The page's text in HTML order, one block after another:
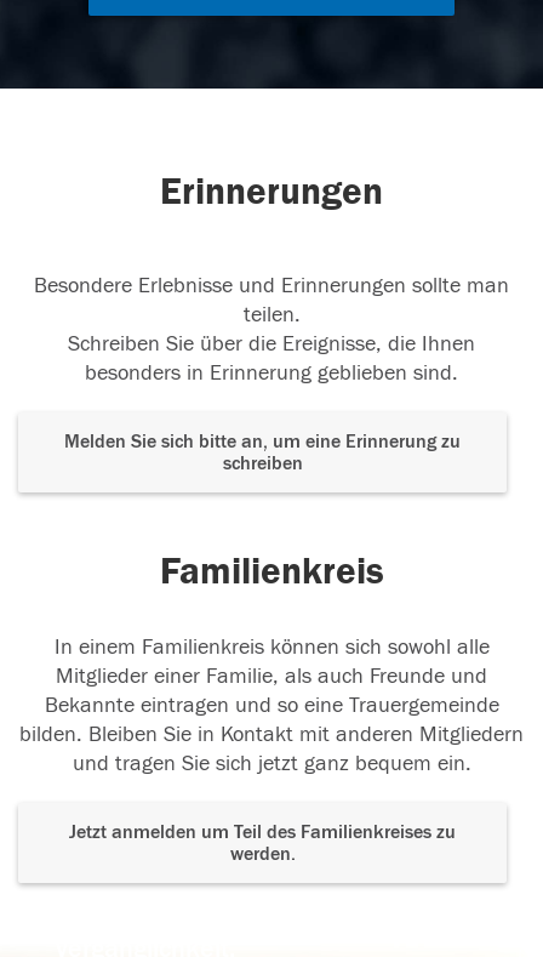
Erinnerungen
Besondere Erlebnisse und Erinnerungen sollte man
teilen.
Schreiben Sie über die Ereignisse, die Ihnen
besonders in Erinnerung geblieben sind.
Melden Sie sich bitte an, um eine Erinnerung zu
schreiben
Familienkreis
In einem Familienkreis können sich sowohl alle
Mitglieder einer Familie, als auch Freunde und
Bekannte eintragen und so eine Trauergemeinde
bilden. Bleiben Sie in Kontakt mit anderen Mitgliedern
und tragen Sie sich jetzt ganz bequem ein.
Jetzt anmelden um Teil des Familienkreises zu
werden.